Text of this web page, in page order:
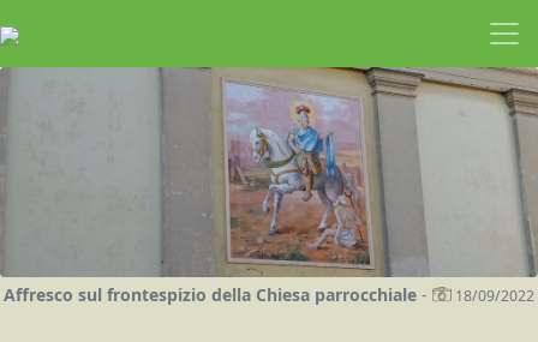
Affresco sul frontespizio della Chiesa parrocchiale - 18/09/2022